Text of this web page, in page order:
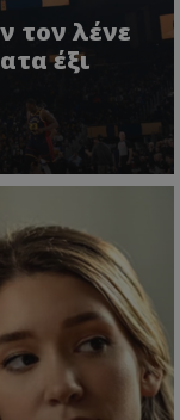
τον λένε
έξι